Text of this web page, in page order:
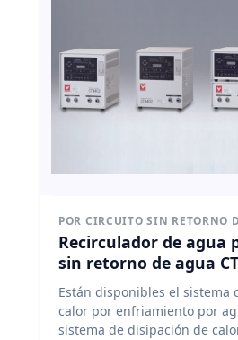
POR CIRCUITO SIN RETORNO
Recirculador de agua
sin retorno de agua
Están disponibles el sistema
calor por enfriamiento por
sistema de disipación de